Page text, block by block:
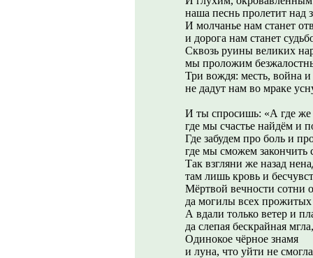
наша песнь пролетит над
И молчанье нам станет
и дорога нам станет
Сквозь руины великих
мы проложим
Три вождя: месть, война и
не дадут нам во мраке
И ты спросишь: «А где же
где мы счастье найдём и
Где забудем про боль и
где мы сможем закончить
Так взгляни же назад
там лишь кровь и
Мёртвой вечности сотни
да могилы всех прожитых
А вдали только ветер и
да слепая бескрайная мгла,
Одинокое чёрное знамя
и луна, что уйти не